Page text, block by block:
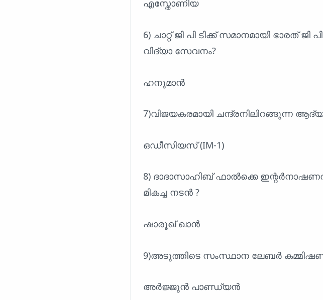
എസ്തോണിയ
6) ചാറ്റ് ജി പി ടിക്ക് സമാനമായി ഭാരത്
വിദ്യാ സേവനം?
ഹനൂമാൻ
7)വിജയകരമായി ചന്ദ്രനിലിറങ്ങുന്ന
ഒഡീസിയസ് (IM-1)
8) ദാദാസാഹിബ് ഫാൽക്കെ
മികച്ച നടൻ ?
ഷാരൂഖ് ഖാൻ
9)അടുത്തിടെ സംസ്ഥാന ലേബർ
അർജ്ജുൻ പാണ്ഡ്യൻ